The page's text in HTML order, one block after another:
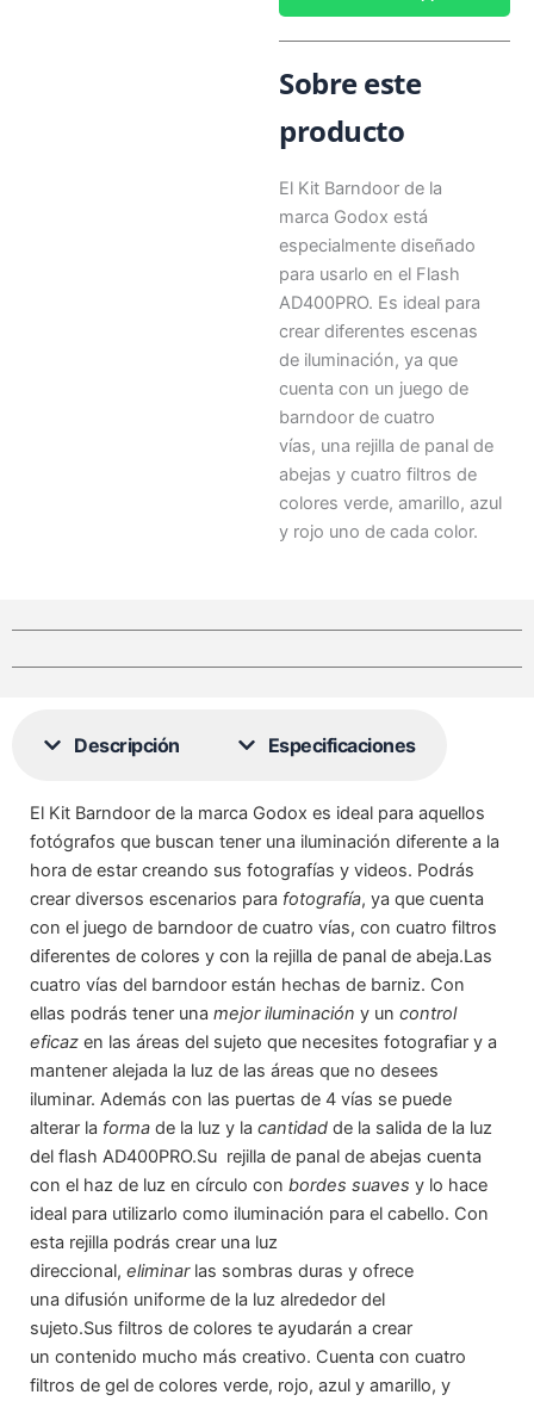
Sobre este
producto
El Kit Barndoor de la
marca Godox está
especialmente diseñado
para usarlo en el Flash
AD400PRO. Es ideal para
crear diferentes escenas
de iluminación, ya que
cuenta con un juego de
barndoor de cuatro
vías, una rejilla de panal de
abejas y cuatro filtros de
colores verde, amarillo, azul
y rojo uno de cada color.
Descripción Especificaciones
El Kit Barndoor de la marca Godox es ideal para aquellos
fotógrafos que buscan tener una iluminación diferente a la
hora de estar creando sus fotografías y videos. Podrás
crear diversos escenarios para fotografía, ya que cuenta
con el juego de barndoor de cuatro vías, con cuatro filtros
diferentes de colores y con la rejilla de panal de abeja.Las
cuatro vías del barndoor están hechas de barniz. Con
ellas podrás tener una mejor iluminación y un control
eficazen las áreas del sujeto que necesites fotografiar y a
mantener alejada la luz de las áreas que no desees
iluminar. Además con las puertas de 4 vías se puede
alterar la formade la luz y la cantidadde la salida de la luz
del flash AD400PRO.Su rejilla de panal de abejas cuenta
con el haz de luz en círculo con bordes suaves y lo hace
ideal para utilizarlo como iluminación para el cabello. Con
esta rejilla podrás crear una luz
direccional, eliminarlas sombras duras y ofrece
una difusión uniforme de la luz alrededor del
sujeto.Sus filtros de colores te ayudarán a crear
un contenido mucho más creativo. Cuenta con cuatro
filtros de gel de colores verde, rojo, azul y amarillo, y